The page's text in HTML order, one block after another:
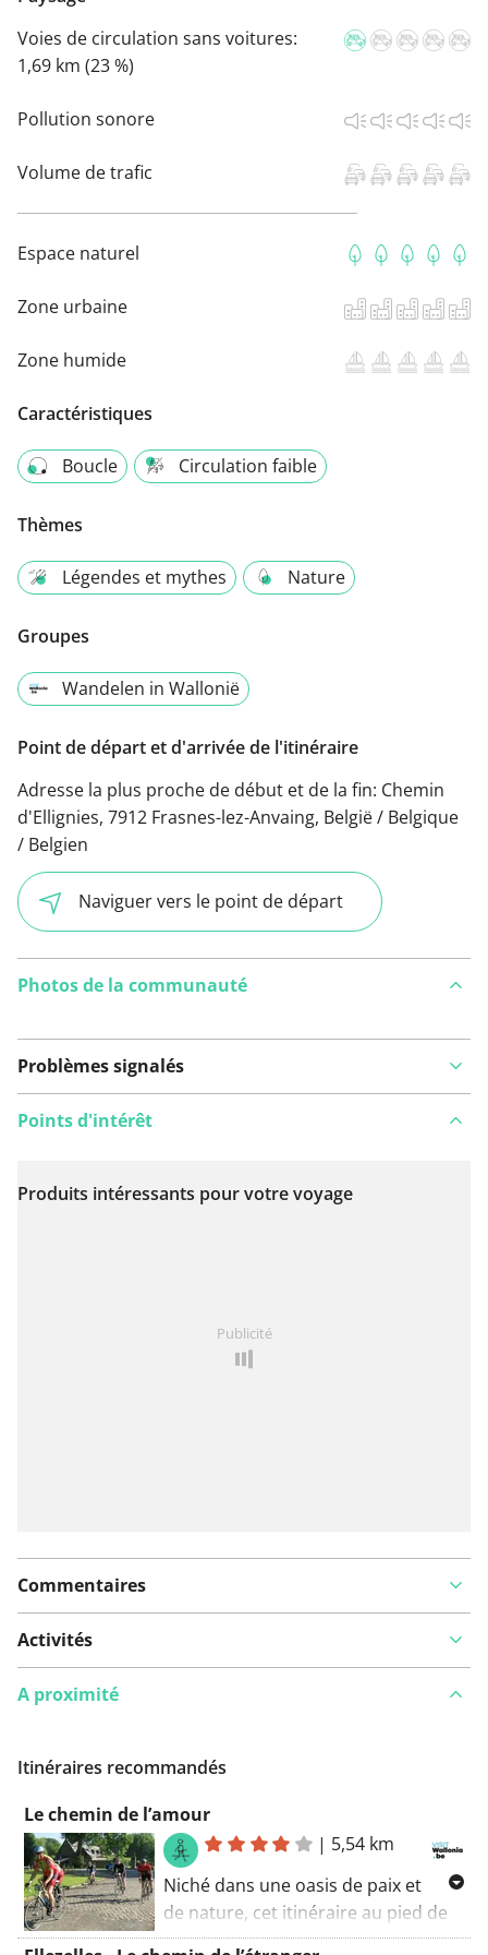
Voies de circulation sans voitures:
1,69 km (23 %)
Pollution sonore
Volume de trafic
Espace naturel
Zone urbaine
Zone humide
Caractéristiques
Boucle Circulation faible
Thèmes
Légendes et mythes Nature
Groupes
Wandelen in Wallonië
Point de départ et d'arrivée de l'itinéraire
Adresse la plus proche de début et de la fin: Chemin
d'Ellignies, 7912 Frasnes-lez-Anvaing, België / Belgique
/ Belgien
Naviguer vers le point de départ
Photos de la communauté
Problèmes signalés
Voir sur la carte
Points d'intérêt
Produits intéressants pour votre voyage
Publicité
Commentaires
Activités
A proximité
Itinéraires recommandés
Le chemin de l’amour
| 5,54 km
Niché dans une oasis de paix et
de nature, cet itinéraire au pied de
la Les collines symbolisent l’Amour